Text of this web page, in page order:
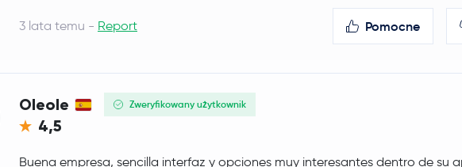
Qtum QTUM
ZcashZEC
LitecoinLTC
3 lata temu - Report Pomocne
Oleole Zweryfikowany użytkownik
4,5
Buena empresa, sencilla interfaz y opciones muy interesantes dentro de su